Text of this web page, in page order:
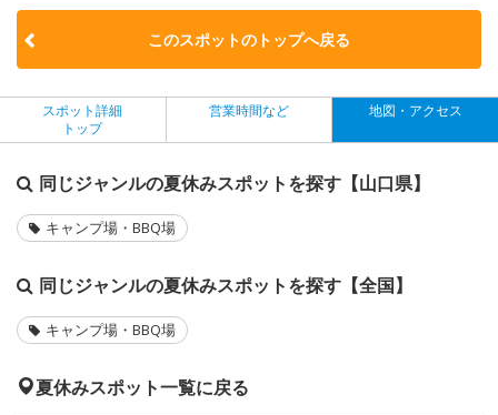
このスポットのトップへ戻る
スポット詳細
トップ
営業時間など 地図・アクセス
同じジャンルの夏休みスポットを探す【山口県】
キャンプ場・BBQ場
同じジャンルの夏休みスポットを探す【全国】
キャンプ場・BBQ場
夏休みスポット一覧に戻る